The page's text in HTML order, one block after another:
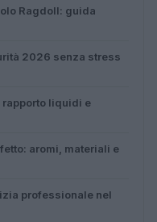
Ragdoll: guida
2026 senza stress
liquidi e
aromi, materiali e
professionale nel